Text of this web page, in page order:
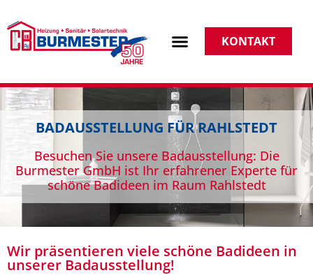
KONTAKT
BADAUSSTELLUNG FÜR RAHLSTEDT
Besuchen Sie unsere Badausstellung: Die
Burmester GmbH ist Ihr erfahrener Experte für
schöne Badideen im Raum Rahlstedt
Wir präsentieren viele schöne Badideen in
unserer Badausstellung!